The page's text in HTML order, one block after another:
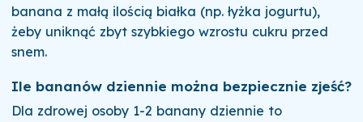
banana z małą ilością białka (np. łyżka jogurtu),
żeby uniknąć zbyt szybkiego wzrostu cukru przed
snem.
Ile bananów dziennie można bezpiecznie zjeść?
Dla zdrowej osoby 1-2 banany dziennie to